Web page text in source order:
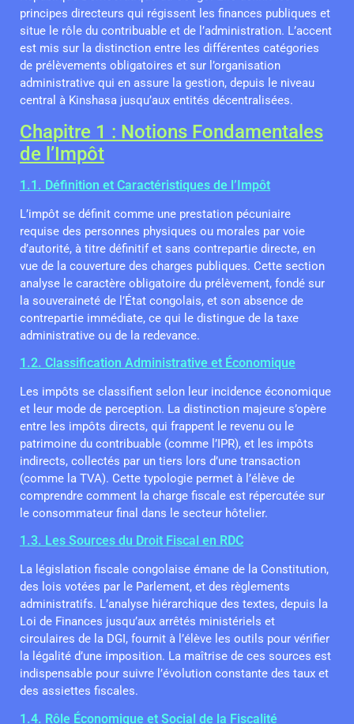
principes directeurs qui régissent les finances publiques et
situe le rôle du contribuable et de l’administration. L’accent
est mis sur la distinction entre les différentes catégories
de prélèvements obligatoires et sur l’organisation
administrative qui en assure la gestion, depuis le niveau
central à Kinshasa jusqu’aux entités décentralisées.
Chapitre 1 : Notions Fondamentales
de l’Impôt
1.1. Définition et Caractéristiques de l’Impôt
L’impôt se définit comme une prestation pécuniaire
requise des personnes physiques ou morales par voie
d’autorité, à titre définitif et sans contrepartie directe, en
vue de la couverture des charges publiques. Cette section
analyse le caractère obligatoire du prélèvement, fondé sur
la souveraineté de l’État congolais, et son absence de
contrepartie immédiate, ce qui le distingue de la taxe
administrative ou de la redevance.
1.2. Classification Administrative et Économique
Les impôts se classifient selon leur incidence économique
et leur mode de perception. La distinction majeure s’opère
entre les impôts directs, qui frappent le revenu ou le
patrimoine du contribuable (comme l’IPR), et les impôts
indirects, collectés par un tiers lors d’une transaction
(comme la TVA). Cette typologie permet à l’élève de
comprendre comment la charge fiscale est répercutée sur
le consommateur final dans le secteur hôtelier.
1.3. Les Sources du Droit Fiscal en RDC
La législation fiscale congolaise émane de la Constitution,
des lois votées par le Parlement, et des règlements
administratifs. L’analyse hiérarchique des textes, depuis la
Loi de Finances jusqu’aux arrêtés ministériels et
circulaires de la DGI, fournit à l’élève les outils pour vérifier
la légalité d’une imposition. La maîtrise de ces sources est
indispensable pour suivre l’évolution constante des taux et
des assiettes fiscales.
1.4. Rôle Économique et Social de la Fiscalité